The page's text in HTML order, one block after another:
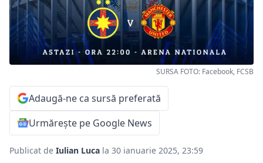
SURSA FOTO: Facebook, FCSB
Adaugă-ne ca sursă preferată
Urmărește pe Google News
Publicat de Iulian Luca la 30 ianuarie 2025, 23:59